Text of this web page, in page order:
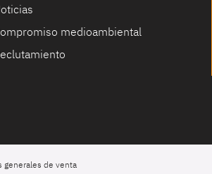
medioambiental
generales de venta